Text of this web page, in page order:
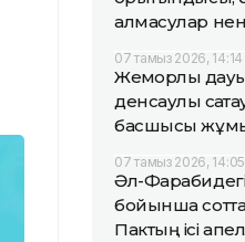
алмасулар
07 тамыз 2026, 14:14
Жемқорлық
денсаулық
басшысы
07 тамыз 2026, 14:05
Әл-
бойынша
Пактың ісі